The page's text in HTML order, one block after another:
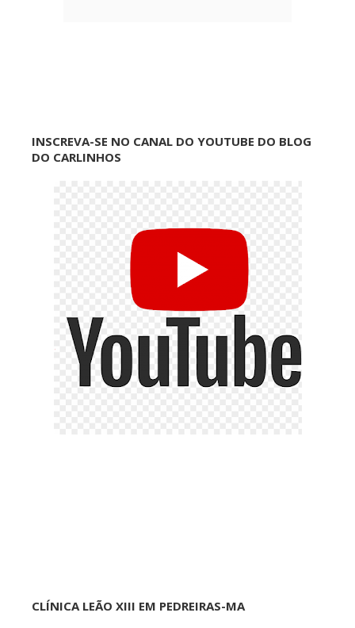
INSCREVA-SE NO CANAL DO YOUTUBE DO BLOG
DO CARLINHOS
CLÍNICA LEÃO XIII EM PEDREIRAS-MA